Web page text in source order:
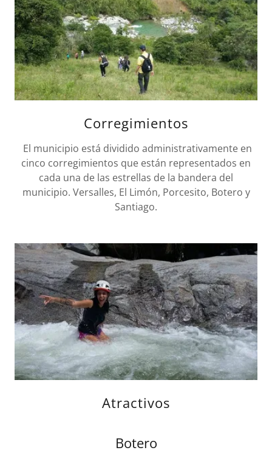
Corregimientos
El municipio está dividido administrativamente en
cinco corregimientos que están representados en
cada una de las estrellas de la bandera del
municipio. Versalles, El Limón, Porcesito, Botero y
Santiago.
Atractivos
Botero